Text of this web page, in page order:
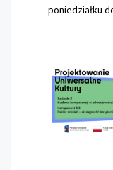
poniedziałku